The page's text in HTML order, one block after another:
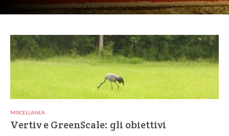
MISCELLANEA
Vertiv e GreenScale: gli obiettivi